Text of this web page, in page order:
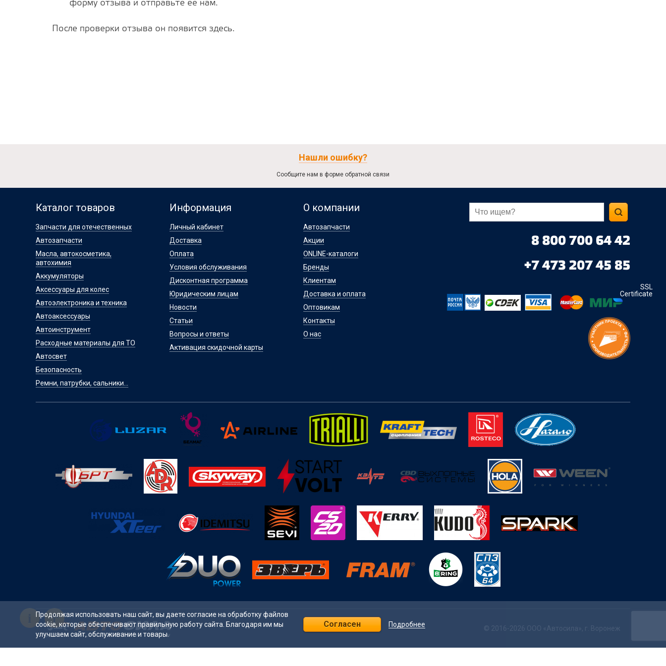
форму отзыва и отправьте ее нам.
После проверки отзыва он появится здесь.
Нашли ошибку?
Сообщите нам в форме обратной связи
Каталог товаров
Запчасти для отечественных
Автозапчасти
Масла, автокосметика,
автохимия
Аккумуляторы
Аксессуары для колес
Автоэлектроника и техника
Автоаксессуары
Автоинструмент
Расходные материалы для ТО
Автосвет
Безопасность
Ремни, патрубки, сальники...
Информация
Личный кабинет
Доставка
Оплата
Условия обслуживания
Дисконтная программа
Юридическим лицам
Новости
Статьи
Вопросы и ответы
Активация скидочной карты
О компании
Автозапчасти
Акции
ONLINE-каталоги
Бренды
Клиентам
Доставка и оплата
Оптовикам
Контакты
О нас
8 800 700 64 42
+7 473 207 45 85
SSL
Certificate
© 2016-2026 ООО «Автосила», г. Воронеж
Продолжая использовать наш сайт, вы даете согласие на обработку файлов
cookie, которые обеспечивают правильную работу сайта. Благодаря им мы
улучшаем сайт, обслуживание и товары.
Согласен Подробнее